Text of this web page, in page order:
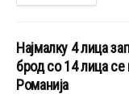
Најмалку 4 лица
брод со 14 лица
Романија